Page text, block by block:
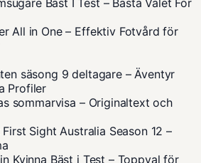
Bäst I Test – Bästa Valet För
All in One – Effektiv Fotvård för
säsong 9 deltagare – Äventyr
Profiler
sommarvisa – Originaltext och
Sight Australia Season 12 –
Kvinna Bäst i Test – Toppval för